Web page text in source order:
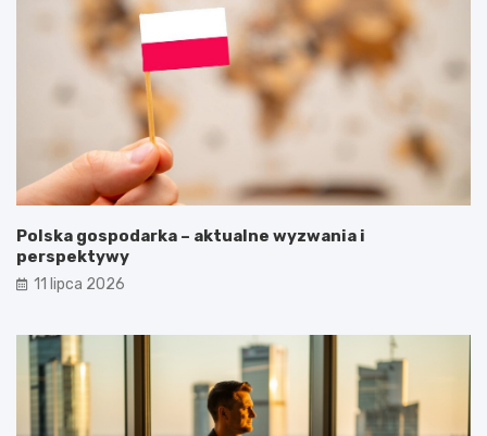
Polska gospodarka – aktualne wyzwania i
perspektywy
11 lipca 2026